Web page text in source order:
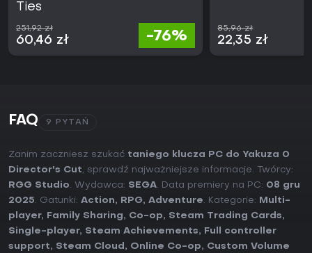
Ties
251,92 zł
60,46 zł -76%
85,96 zł
22,35 zł
FAQ 9 PYTAŃ
Zanim zaczniesz szukać taniego klucza PC do Yakuza 0
Director's Cut, sprawdź najważniejsze informacje. Twórcy:
RGG Studio. Wydawca: SEGA. Data premiery na PC: 08 gru
2025. Gatunki: Action, RPG, Adventure. Kategorie:
Multi-
player, Family Sharing, Co-op, Steam Trading Cards,
Single-player, Steam Achievements,
Full controller
support, Steam Cloud , Online Co-op, Custom Volume